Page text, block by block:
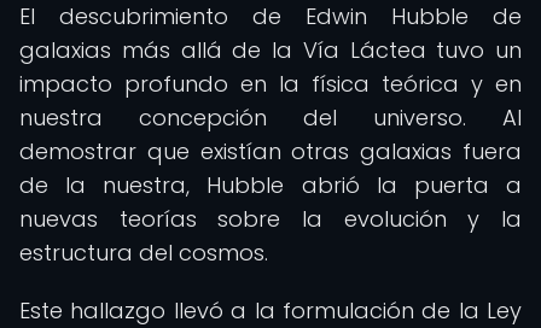
El descubrimiento de Edwin Hubble de
galaxias más allá de la Vía Láctea tuvo un
impacto profundo en la física teórica y en
nuestra concepción del universo. Al
demostrar que existían otras galaxias fuera
de la nuestra, Hubble abrió la puerta a
nuevas teorías sobre la evolución y la
estructura del cosmos.
Este hallazgo llevó a la formulación de la Ley